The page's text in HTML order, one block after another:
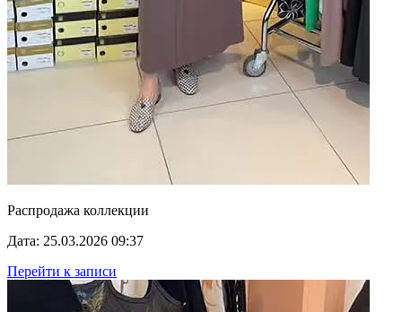
Распродажа коллекции
Дата: 25.03.2026 09:37
Перейти к записи